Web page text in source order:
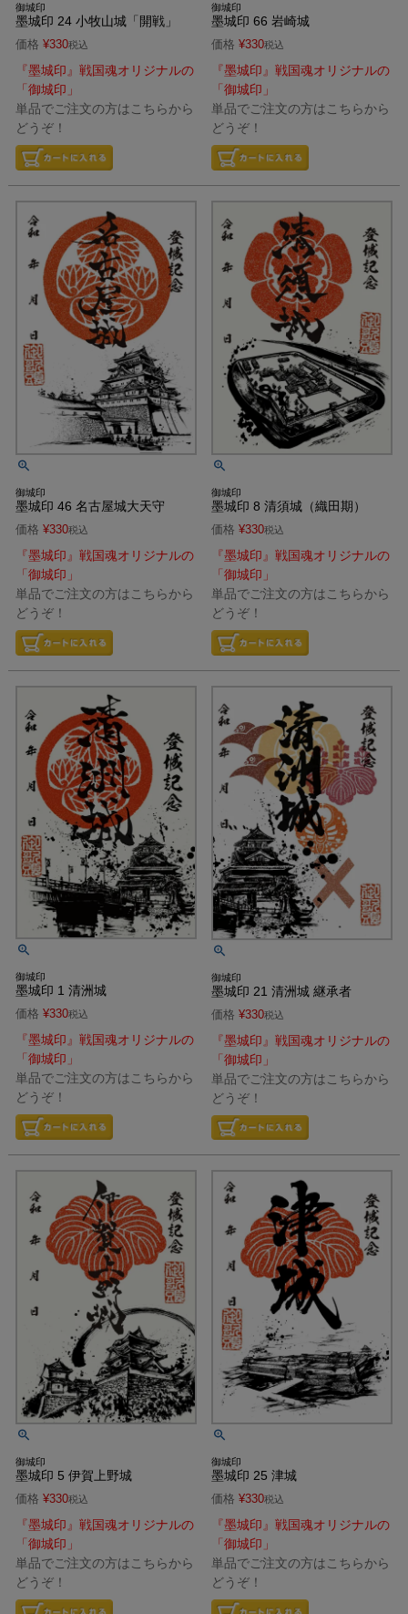
御城印
墨城印 24 小牧山城「開戦」
価格 ¥330税込
『墨城印』戦国魂オリジナルの
「御城印」
単品でご注文の方はこちらから
どうぞ！
御城印
墨城印 66 岩崎城
価格 ¥330税込
『墨城印』戦国魂オリジナルの
「御城印」
単品でご注文の方はこちらから
どうぞ！
御城印
墨城印 46 名古屋城大天守
価格 ¥330税込
『墨城印』戦国魂オリジナルの
「御城印」
単品でご注文の方はこちらから
どうぞ！
御城印
墨城印 8 清須城（織田期）
価格 ¥330税込
『墨城印』戦国魂オリジナルの
「御城印」
単品でご注文の方はこちらから
どうぞ！
御城印
墨城印 1 清洲城
価格 ¥330税込
『墨城印』戦国魂オリジナルの
「御城印」
単品でご注文の方はこちらから
どうぞ！
御城印
墨城印 21 清洲城 継承者
価格 ¥330税込
『墨城印』戦国魂オリジナルの
「御城印」
単品でご注文の方はこちらから
どうぞ！
御城印
墨城印 5 伊賀上野城
価格 ¥330税込
『墨城印』戦国魂オリジナルの
「御城印」
単品でご注文の方はこちらから
どうぞ！
御城印
墨城印 25 津城
価格 ¥330税込
『墨城印』戦国魂オリジナルの
「御城印」
単品でご注文の方はこちらから
どうぞ！